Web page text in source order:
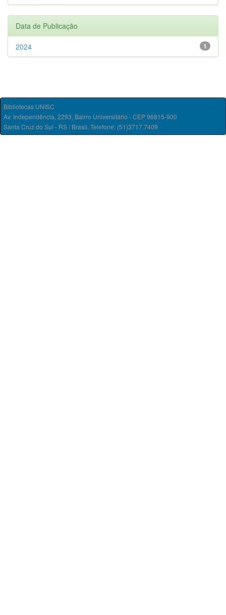
Data de Publicação
1
2024
Bibliotecas UNISC
Av. Independência, 2293, Bairro Universitário - CEP 96815-900
Santa Cruz do Sul - RS / Brasil. Telefone: (51)3717.7409